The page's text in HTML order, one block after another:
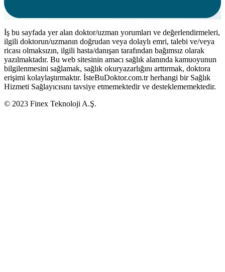
İş bu sayfada yer alan doktor/uzman yorumları ve değerlendirmeleri,
ilgili doktorun/uzmanın doğrudan veya dolaylı emri, talebi ve/veya
ricası olmaksızın, ilgili hasta/danışan tarafından bağımsız olarak
yazılmaktadır. Bu web sitesinin amacı sağlık alanında kamuoyunun
bilgilenmesini sağlamak, sağlık okuryazarlığını arttırmak, doktora
erişimi kolaylaştırmaktır. İsteBuDoktor.com.tr herhangi bir Sağlık
Hizmeti Sağlayıcısını tavsiye etmemektedir ve desteklememektedir.
© 2023 Finex Teknoloji A.Ş.